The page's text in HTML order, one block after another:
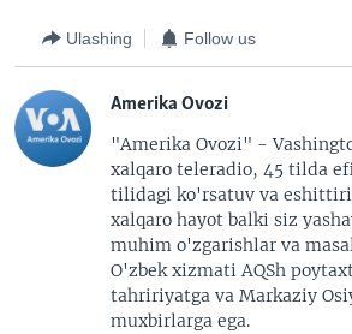
Ulashing Follow us
Amerika Ovozi
"Amerika Ovozi" -
xalqaro teleradio, 45 tilda
tilidagi ko'rsatuv va
xalqaro hayot balki siz
muhim o'zgarishlar va
O'zbek xizmati AQSh
tahririyatga va Markaziy
muxbirlarga ega.